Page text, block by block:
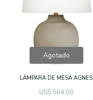
Agotado
LÁMPARA DE MESA AGNES
US$ 564.00